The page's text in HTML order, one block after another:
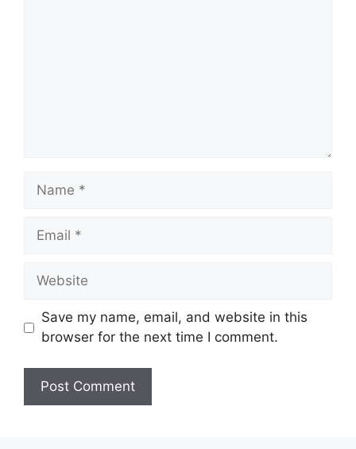
Name
Email
Website
Save my name, email, and website in this
browser for the next time I comment.